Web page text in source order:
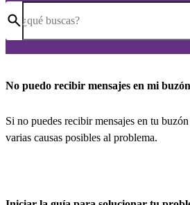
¿qué buscas?
No puedo recibir mensajes en mi
Si no puedes recibir mensajes en tu
varias causas posibles al problema.